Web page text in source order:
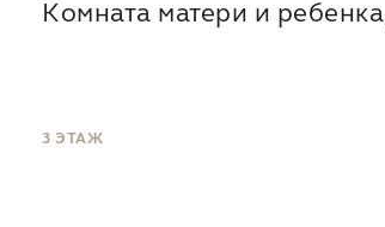
Комната матери и
3 ЭТАЖ